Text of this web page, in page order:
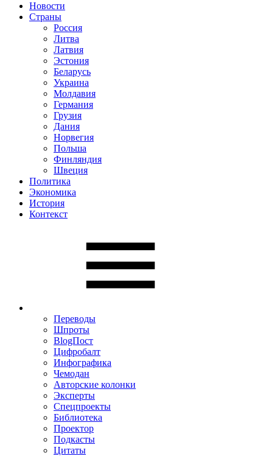
Новости
Страны
Россия
Литва
Латвия
Эстония
Беларусь
Украина
Молдавия
Германия
Грузия
Дания
Норвегия
Польша
Финляндия
Швеция
Политика
Экономика
История
Контекст
Переводы
Шпроты
BlogПост
Цифробалт
Инфографика
Чемодан
Авторские колонки
Эксперты
Спецпроекты
Библиотека
Проектор
Подкасты
Цитаты